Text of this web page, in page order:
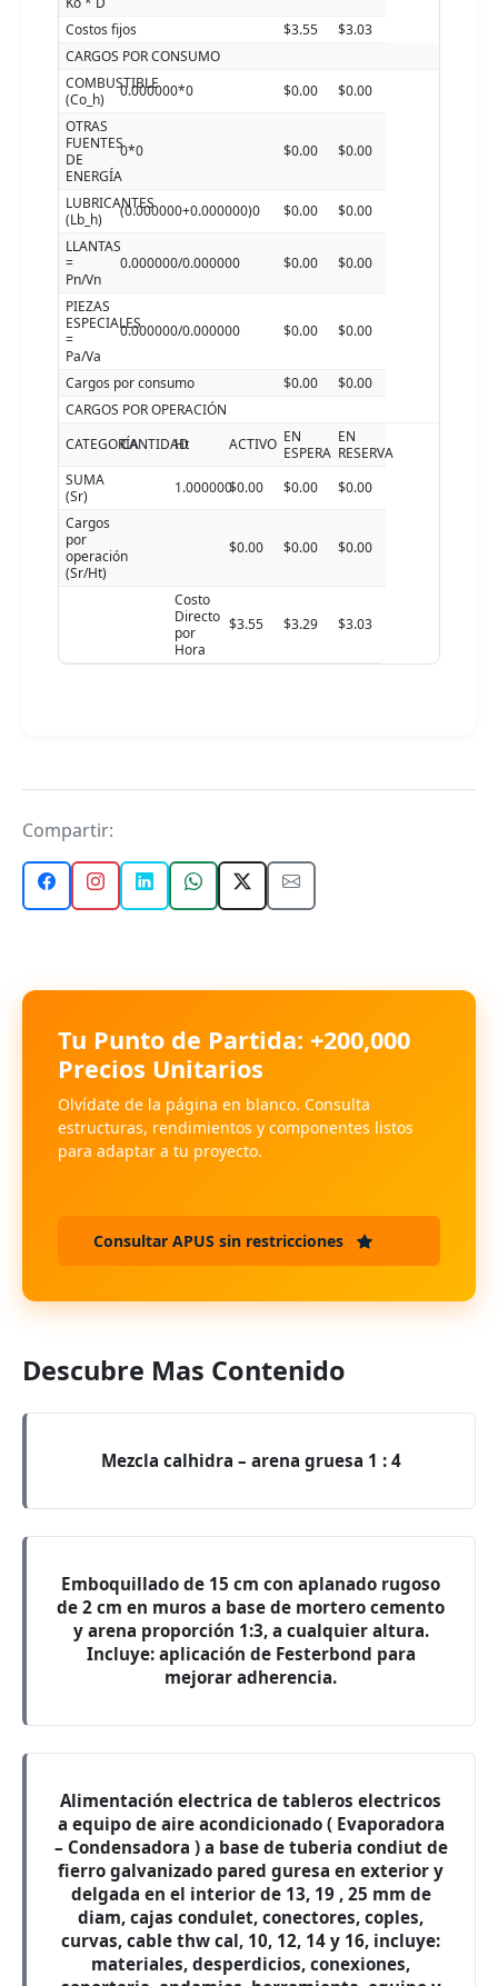
Costos fijos $3.55
$3.03
CARGOS POR CONSUMO
COMBUSTIBLE
(Co_h)
0.000000*0 $0.00
$0.00
OTRAS
FUENTES
DE
ENERGÍA
0*0 $0.00 $0.00
LUBRICANTES
(Lb_h)
(0.000000+0.000000)0 $0.00
$0.00
LLANTAS
=
Pn/Vn
0.000000/0.000000 $0.00 $0.00
PIEZAS
ESPECIALES
=
Pa/Va
0.000000/0.000000 $0.00 $0.00
Cargos por consumo $0.00
$0.00
CARGOS POR OPERACIÓN
CATEGORÍACANTIDAD
Ht ACTIVO EN
ESPERA
EN
RESERVA
SUMA
(Sr)
1.000000$0.00 $0.00
$0.00
Cargos
por
operación
(Sr/Ht)
$0.00 $0.00 $0.00
Costo
Directo
por
Hora
$3.55 $3.29 $3.03
Compartir:
Tu Punto de Partida: +200,000
Precios Unitarios
Olvídate de la página en blanco. Consulta
estructuras, rendimientos y componentes listos
para adaptar a tu proyecto.
Consultar APUS sin restricciones
Descubre Mas Contenido
Mezcla calhidra – arena gruesa 1 : 4
Emboquillado de 15 cm con aplanado rugoso
de 2 cm en muros a base de mortero cemento
y arena proporción 1:3, a cualquier altura.
Incluye: aplicación de Festerbond para
mejorar adherencia.
Alimentación electrica de tableros electricos
a equipo de aire acondicionado ( Evaporadora
– Condensadora ) a base de tuberia condiut de
fierro galvanizado pared guresa en exterior y
delgada en el interior de 13, 19 , 25 mm de
diam, cajas condulet, conectores, coples,
curvas, cable thw cal, 10, 12, 14 y 16, incluye:
materiales, desperdicios, conexiones,